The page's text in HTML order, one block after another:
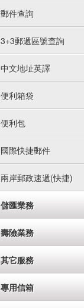
郵件查詢
3+3郵遞區號查詢
中文地址英譯
便利箱袋
便利包
國際快捷郵件
兩岸郵政速遞(快捷)
儲匯業務
壽險業務
其它服務
專用信箱